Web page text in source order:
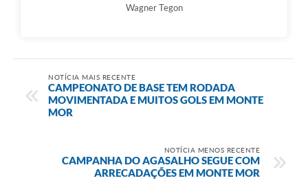
Wagner Tegon
NOTÍCIA MAIS RECENTE
CAMPEONATO DE BASE TEM RODADA
MOVIMENTADA E MUITOS GOLS EM MONTE
MOR
NOTÍCIA MENOS RECENTE
CAMPANHA DO AGASALHO SEGUE COM
ARRECADAÇÕES EM MONTE MOR